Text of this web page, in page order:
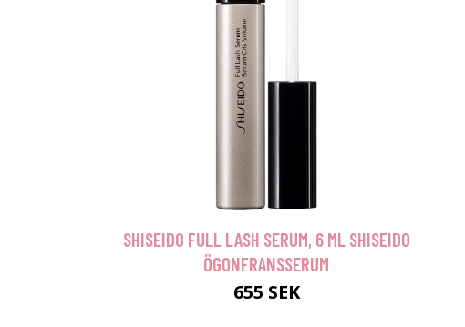
SHISEIDO FULL LASH SERUM, 6 ML SHISEIDO
ÖGONFRANSSERUM
655 SEK